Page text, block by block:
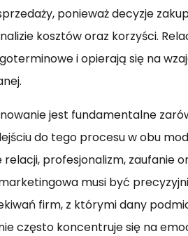
ponieważ decyzje
kosztów oraz korzyści.
i opierają się na
jest fundamentalne
do tego procesu w obu
relacji, profesjonalizm, zaufanie
musi być
firm, z którymi dany
często koncentruje się na